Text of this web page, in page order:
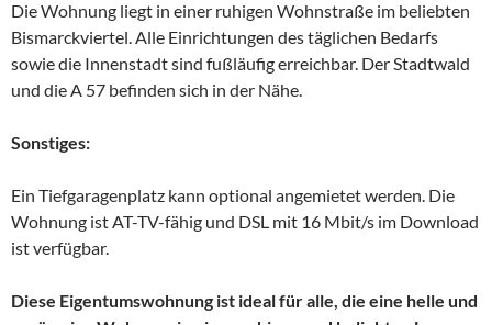
Die Wohnung liegt in einer ruhigen Wohnstraße im beliebten
Bismarckviertel. Alle Einrichtungen des täglichen Bedarfs
sowie die Innenstadt sind fußläufig erreichbar. Der Stadtwald
und die A 57 befinden sich in der Nähe.
Sonstiges:
Ein Tiefgaragenplatz kann optional angemietet werden. Die
Wohnung ist AT-TV-fähig und DSL mit 16 Mbit/s im Download
ist verfügbar.
Diese Eigentumswohnung ist ideal für alle, die eine helle und